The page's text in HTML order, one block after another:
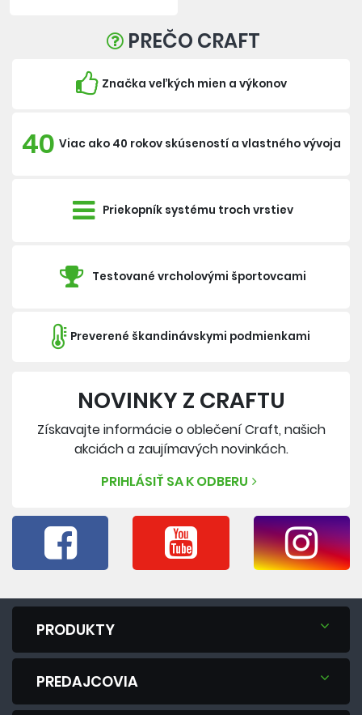
PREČO CRAFT
Značka veľkých mien a výkonov
40 Viac ako 40 rokov skúseností a vlastného vývoja
Priekopník systému troch vrstiev
Testované vrcholovými športovcami
Preverené škandinávskymi podmienkami
NOVINKY Z CRAFTU
Získavajte informácie o oblečení Craft, našich
akciách a zaujímavých novinkách.
PRIHLÁSIŤ SA K ODBERU
PRODUKTY
PREDAJCOVIA